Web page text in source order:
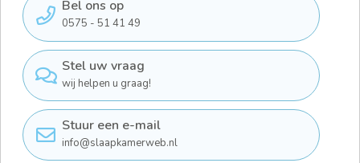
Bel ons op
0575 - 51 41 49
Stel uw vraag
wij helpen u graag!
Stuur een e-mail
info@slaapkamerweb.nl